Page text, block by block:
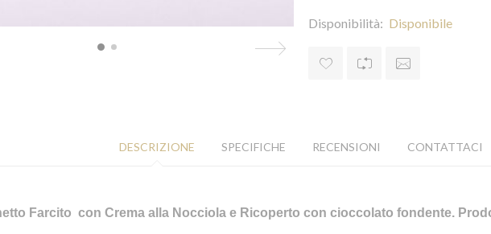
Disponibilità: Disponibile
DESCRIZIONE SPECIFICHE RECENSIONI CONTATTACI
Farcito con Crema alla Nocciola e Ricoperto con cioccolato fondente.